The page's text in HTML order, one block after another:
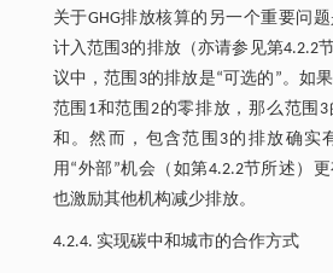
关于GHG排放核算的另一个重要问
计入范围3的排放（亦请参见第4.2.2
议中，范围3的排放是“可选的”。如
范围1和范围2的零排放，那么范围
和。然而，包含范围3的排放确实
用“外部”机会（如第4.2.2节所述）
也激励其他机构减少排放。
4.2.4. 实现碳中和城市的合作方式